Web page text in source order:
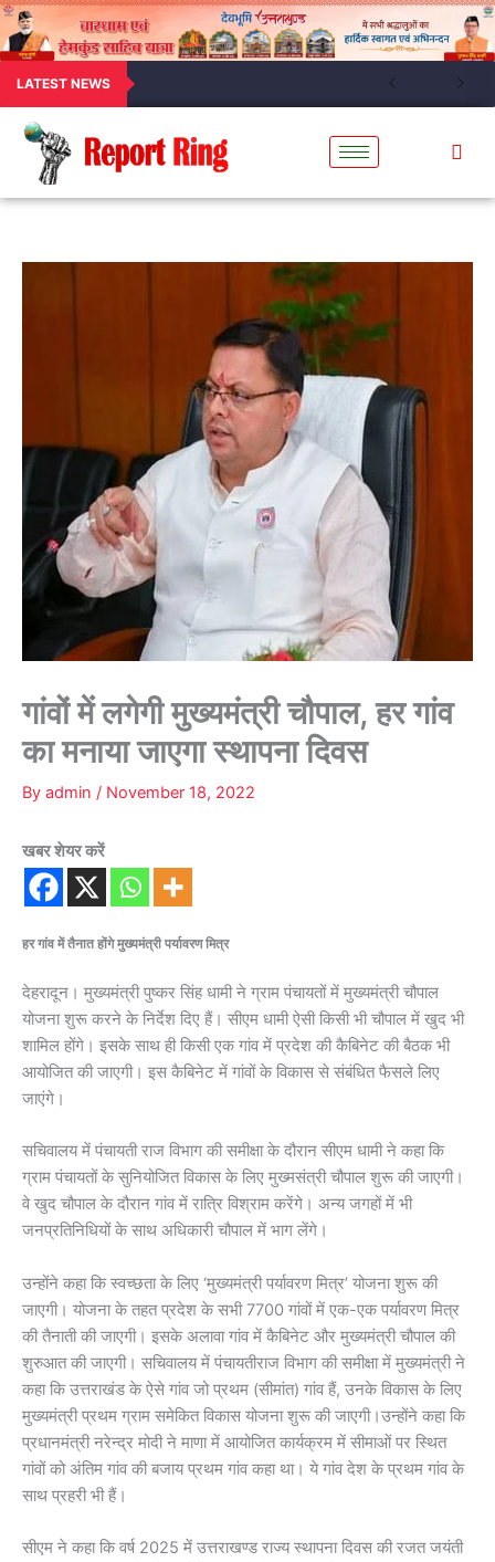
LATEST NEWS
गांवों में लगेगी मुख्यमंत्री चौपाल, हर गांव
का मनाया जाएगा स्थापना दिवस
By admin / November 18, 2022
खबर शेयर करें
हर गांव में तैनात होंगे मुख्यमंत्री पर्यावरण मित्र
देहरादून। मुख्यमंत्री पुष्कर सिंह धामी ने ग्राम पंचायतों में मुख्यमंत्री चौपाल
योजना शुरू करने के निर्देश दिए हैं। सीएम धामी ऐसी किसी भी चौपाल में खुद भी
शामिल होंगे। इसके साथ ही किसी एक गांव में प्रदेश की कैबिनेट की बैठक भी
आयोजित की जाएगी। इस कैबिनेट में गांवों के विकास से संबंधित फैसले लिए
जाएंगे।
सचिवालय में पंचायती राज विभाग की समीक्षा के दौरान सीएम धामी ने कहा कि
ग्राम पंचायतों के सुनियोजित विकास के लिए मुख्मसंत्री चौपाल शुरू की जाएगी।
वे खुद चौपाल के दौरान गांव में रात्रि विश्राम करेंगे। अन्य जगहों में भी
जनप्रतिनिधियों के साथ अधिकारी चौपाल में भाग लेंगे।
उन्होंने कहा कि स्वच्छता के लिए ‘मुख्यमंत्री पर्यावरण मित्र’ योजना शुरू की
जाएगी। योजना के तहत प्रदेश के सभी 7700 गांवों में एक-एक पर्यावरण मित्र
की तैनाती की जाएगी। इसके अलावा गांव में कैबिनेट और मुख्यमंत्री चौपाल की
शुरुआत की जाएगी। सचिवालय में पंचायतीराज विभाग की समीक्षा में मुख्यमंत्री ने
कहा कि उत्तराखंड के ऐसे गांव जो प्रथम (सीमांत) गांव हैं, उनके विकास के लिए
मुख्यमंत्री प्रथम ग्राम समेकित विकास योजना शुरू की जाएगी।उन्होंने कहा कि
प्रधानमंत्री नरेन्द्र मोदी ने माणा में आयोजित कार्यक्रम में सीमाओं पर स्थित
गांवों को अंतिम गांव की बजाय प्रथम गांव कहा था। ये गांव देश के प्रथम गांव के
साथ प्रहरी भी हैं।
सीएम ने कहा कि वर्ष 2025 में उत्तराखण्ड राज्य स्थापना दिवस की रजत जयंती